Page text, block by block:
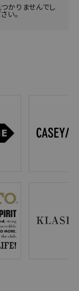
かりませんでし
い。